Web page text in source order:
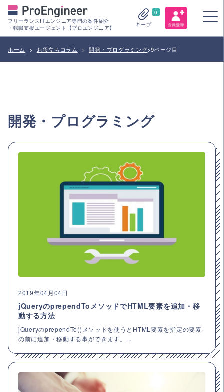
フリーランスITエンジニア専門の案件紹介
・転職支援エージェント【プロエンジニア】
0
キープ
ホーム > お役立ちコラム > 開発・プログラミング>9ページ目
開発・プログラミング
2019年04月04日
jQueryのprependToメソッドでHTML要素を追加・移
動する方法
jQueryのprependTo()メソッドを使うとHTML要素を指定の要素
の前に追加・移動する事ができます。...